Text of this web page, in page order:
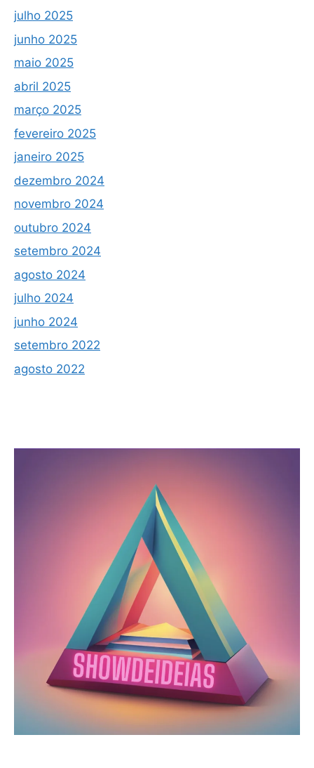
julho 2025
junho 2025
maio 2025
abril 2025
março 2025
fevereiro 2025
janeiro 2025
dezembro 2024
novembro 2024
outubro 2024
setembro 2024
agosto 2024
julho 2024
junho 2024
setembro 2022
agosto 2022